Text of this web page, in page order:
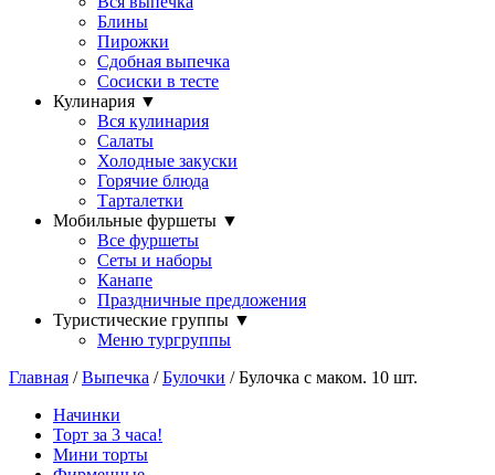
Блины
Пирожки
Сдобная выпечка
Сосиски в тесте
Кулинария ▼
Вся кулинария
Салаты
Холодные закуски
Горячие блюда
Тарталетки
Мобильные фуршеты ▼
Все фуршеты
Сеты и наборы
Канапе
Праздничные предложения
Туристические группы ▼
Меню тургруппы
Главная /Выпечка /Булочки / Булочка с маком. 10 шт.
Начинки
Торт за 3 часа!
Мини торты